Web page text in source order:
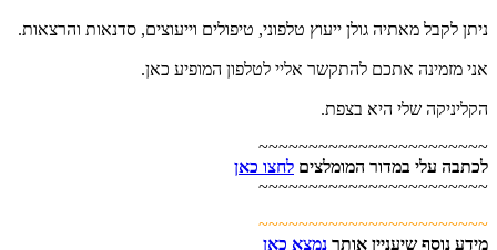
ניתן לקבל מאתיה גולן ייעוץ טלפוני, טיפולים וייעוצים, סדנאות והרצאות.
אני מזמינה אתכם להתקשר אליי לטלפון המופיע כאן.
הקליניקה שלי היא בצפת.
~~~~~~~~~~~~~~~~~~~~~~~
לכתבה עלי במדור המומלצים לחצו כאן
~~~~~~~~~~~~~~~~~~~~~~~
~~~~~~~~~~~~~~~~~~~~~~~
מידע נוסף שיעניין אותך נמצא כאן